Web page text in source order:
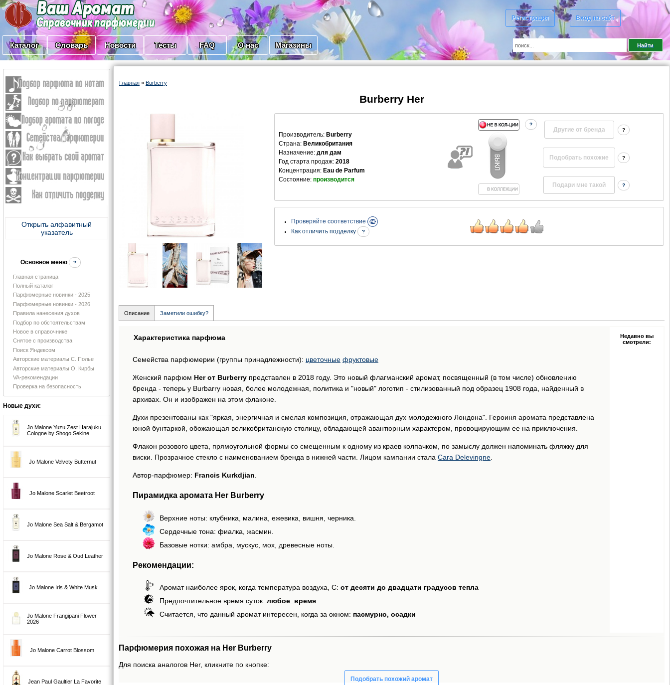
Регистрация Вход на сайт
Каталог Словарь Новости Тесты FAQ О нас Магазины
Открыть алфавитный
указатель
Основное меню ?
Главная страница
Полный каталог
Парфюмерные новинки - 2025
Парфюмерные новинки - 2026
Правила нанесения духов
Подбор по обстоятельствам
Новое в справочнике
Снятое с производства
Поиск Яндексом
Авторские материалы С. Полье
Авторские материалы О. Кирбы
VA-рекомендации
Проверка на безопасность
Новые духи:
Jo Malone Yuzu Zest Harajuku
Cologne by Shogo Sekine
Jo Malone Velvety Butternut
Jo Malone Scarlet Beetroot
Jo Malone Sea Salt & Bergamot
Jo Malone Rose & Oud Leather
Jo Malone Iris & White Musk
Jo Malone Frangipani Flower
2026
Jo Malone Carrot Blossom
Jean Paul Gaultier La Favorite
Главная » Burberry
Burberry Her
Производитель: Burberry
Страна: Великобритания
Назначение: для дам
Год старта продаж: 2018
Концентрация: Eau de Parfum
Состояние: производится
?
Другие от бренда ?
?
?
Проверяйте соответствие
Как отличить подделку
?
Описание Заметили ошибку?
Характеристика парфюма
Семейства парфюмерии (группы принадлежности): цветочные фруктовые
Женский парфюм Her от Burberry представлен в 2018 году. Это новый флагманский аромат, посвященный (в том числе) обновлению
бренда - теперь у Burbarry новая, более молодежная, политика и "новый" логотип - стилизованный под образец 1908 года, найденный в
архивах. Он и изображен на этом флаконе.
Духи презентованы как "яркая, энергичная и смелая композиция, отражающая дух молодежного Лондона". Героиня аромата представлена
юной бунтаркой, обожающая великобританскую столицу, обладающей авантюрным характером, провоцирующим ее на приключения.
Флакон розового цвета, прямоугольной формы со смещенным к одному из краев колпачком, по замыслу должен напоминать фляжку для
виски. Прозрачное стекло с наименованием бренда в нижней части. Лицом кампании стала Cara Delevingne
Автор-парфюмер: Francis Kurkdjian
Пирамидка аромата Her Burberry
Верхние ноты: клубника, малина, ежевика, вишня, черника.
Сердечные тона: фиалка, жасмин.
Базовые нотки: амбра, мускус, мох, древесные ноты.
Рекомендации:
Аромат наиболее ярок, когда температура воздуха, С: от десяти до двадцати градусов тепла
Предпочтительное время суток: любое_время
Считается, что данный аромат интересен, когда за окном: пасмурно, осадки
Недавно вы
смотрели:
Парфюмерия похожая на Her Burberry
Для поиска аналогов Her, кликните по кнопке:
Подобрать похожий аромат